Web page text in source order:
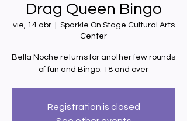
Drag Queen Bingo
vie, 14 abr
  |
Sparkle On Stage Cultural Arts
Center
Bella Noche returns for another few rounds
of fun and Bingo. 18 and over
Registration is closed